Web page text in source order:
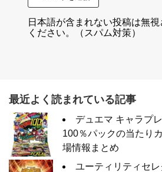
日本語が含まれない投稿は無
ください。（スパム対策）
最近よく読まれている記事
デュエマ キャラプ
100％パックの当たり
場情報まとめ
ユーティリティセ